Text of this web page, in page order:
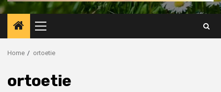
Primary
Menu
Home ortoetie
ortoetie